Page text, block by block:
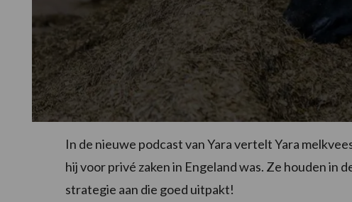
In de nieuwe podcast van Yara vertelt Yara
hij voor privé zaken in Engeland was. Ze houden in
strategie aan die goed uitpakt!